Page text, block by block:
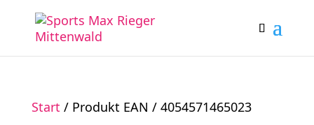
Start / Produkt EAN / 4054571465023